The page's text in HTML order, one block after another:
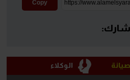
Copy
شارك:
الوكلاء